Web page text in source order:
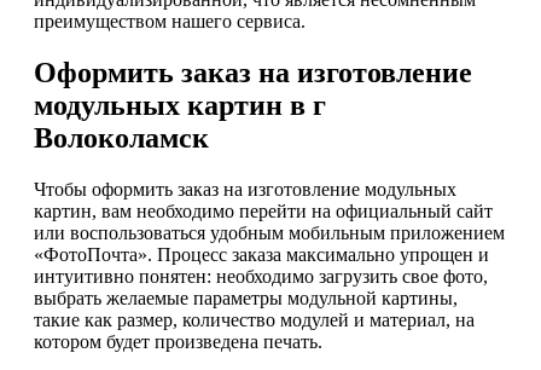
преимуществом нашего сервиса.
Оформить заказ на изготовление
модульных картин в г
Волоколамск
Чтобы оформить заказ на изготовление модульных
картин, вам необходимо перейти на официальный сайт
или воспользоваться удобным мобильным приложением
«ФотоПочта». Процесс заказа максимально упрощен и
интуитивно понятен: необходимо загрузить свое фото,
выбрать желаемые параметры модульной картины,
такие как размер, количество модулей и материал, на
котором будет произведена печать.